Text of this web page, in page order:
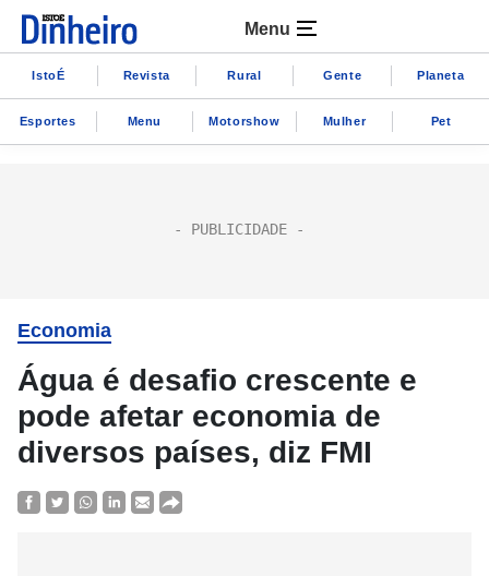
Menu
IstoÉ Revista Rural Gente Planeta
Esportes Menu Motorshow Mulher Pet
Economia
Água é desafio crescente e
pode afetar economia de
diversos países, diz FMI